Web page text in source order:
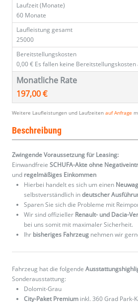
Laufzeit (Monate)
60 Monate
Laufleistung gesamt
25000
Bereitstellungskosten
0,00 € Es fallen keine Bereitstellungskosten
Monatliche Rate
197,00 €
Weitere Laufleistungen und Laufzeiten auf Anfrage
Beschreibung
Zwingende Voraussetzung für Leasing:
Einwandfreie SCHUFA-Akte ohne
und regelmäßiges Einkommen
Hierbei handelt es sich um einen
selbstverständlich indeutscher
Sparen Sie sich die Probleme mit
Wir sind offizieller Renault- und Dacia-
bei uns somit mit maximaler Sicherheit.
Ihr bisheriges Fahrzeug nehmen wir
Fahrzeug hat die folgende
Sonderausstattung:
Dolomit-Grau
City-Paket Premium inkl. 360 Grad Park-